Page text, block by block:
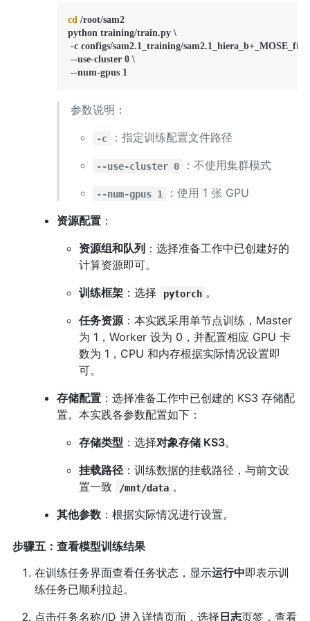
cd /root/sam2
python training/train.py \
-c configs/sam2.1_training/
--use-cluster 0 \
--num-gpus 1
参数说明：
-c ：指定训练配置文件路径
--use-cluster 0 ：不使用集群模式
--num-gpus 1
：使用 1 张 GPU
资源配置：
资源组和队列 ：选择准备工作中已创建好的
计算资源即可。
训练框架：选择 pytorch 。
任务资源：本实践采用单节点训练，Master
为 1，Worker 设为 0，并配置相应 GPU 卡
数为 1，CPU 和内存根据实际情况设置即
可。
存储配置：选择准备工作中已创建的 KS3 存储配
置。本实践各参数配置如下：
存储类型 ：选择对象存储 KS3。
挂载路径：训练数据的挂载路径，与前文设
置一致
/mnt/data 。
其他参数：根据实际情况进行设置。
步骤五：查看模型训练结果
在训练任务界面查看任务状态，显示运行中即表示训
练任务已顺利拉起。
点击任务名称/ID 进入详情页面，选择 日志页签，查看